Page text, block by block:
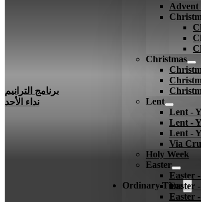
Advent
Christmas
Lent
Lent -
Lent -
Lent -
Via
Holy Week
Easter
Easter
Easter
Easter
Ordinary Time
برنامج الترانيم
نداء الأحد